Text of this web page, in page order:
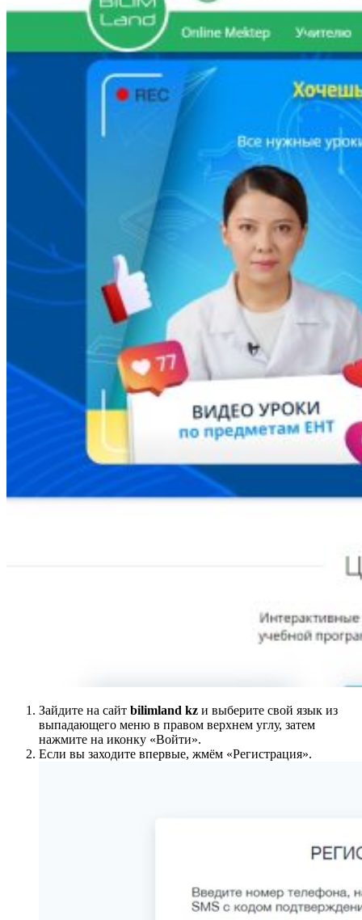
Зайдите на сайт bilimland kz и выберите свой язык из
выпадающего меню в правом верхнем углу, затем
нажмите на иконку «Войти».
Если вы заходите впервые, жмём «Регистрация».